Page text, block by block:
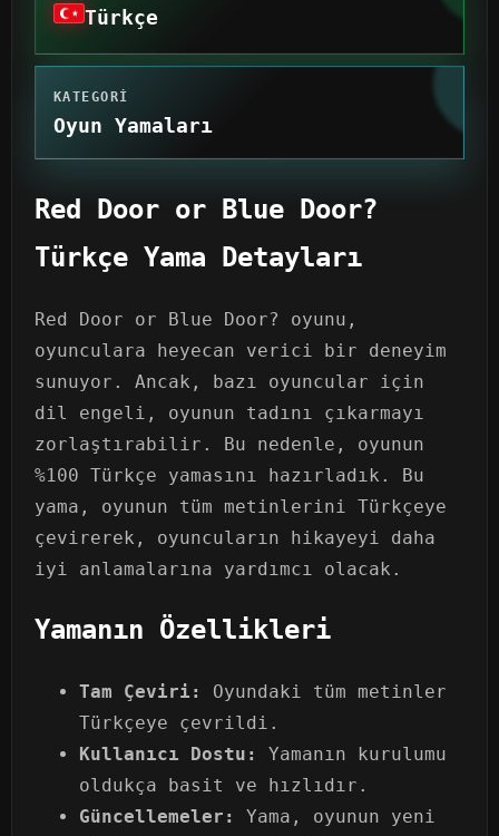
Türkçe
KATEGORI
Oyun Yamaları
Red Door or Blue Door?
Türkçe Yama Detayları
Red Door or Blue Door? oyunu,
oyunculara heyecan verici bir deneyim
sunuyor. Ancak, bazı oyuncular için
dil engeli, oyunun tadını çıkarmayı
zorlaştırabilir. Bu nedenle, oyunun
%100 Türkçe yamasını hazırladık. Bu
yama, oyunun tüm metinlerini Türkçeye
çevirerek, oyuncuların hikayeyi daha
iyi anlamalarına yardımcı olacak.
Yamanın Özellikleri
Tam Çeviri:
Oyundaki tüm metinler
Türkçeye çevrildi.
Kullanıcı Dostu:
Yamanın kurulumu
oldukça basit ve hızlıdır.
Güncellemeler:
Yama, oyunun yeni